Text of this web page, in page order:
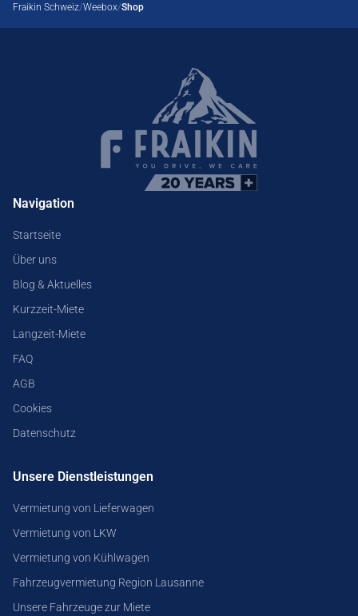
Fahrzeug-Leasing
Fraikin Schweiz Weebox Shop
Navigation
Startseite
Über uns
Blog & Aktuelles
Kurzzeit-Miete
Langzeit-Miete
FAQ
AGB
Cookies
Datenschutz
Unsere Dienstleistungen
Vermietung von Lieferwagen
Vermietung von LKW
Vermietung von Kühlwagen
Fahrzeugvermietung Region Lausanne
Unsere Fahrzeuge zur Miete